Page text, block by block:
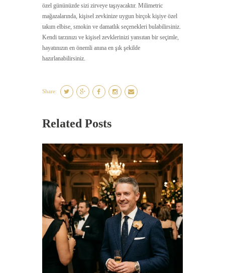
özel gününüzde sizi zirveye taşıyacaktır. Milimetric
mağazalarında, kişisel zevkinize uygun birçok kişiye özel
takım elbise, smokin ve damatlık seçenekleri bulabilirsiniz.
Kendi tarzınızı ve kişisel zevklerinizi yansıtan bir seçimle,
hayatınızın en önemli anına en şık şekilde
hazırlanabilirsiniz.
Share:
Related Posts